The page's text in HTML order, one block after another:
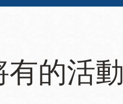
二
- 8 下午
星期三
9 上午 - 8 下午
有的活動